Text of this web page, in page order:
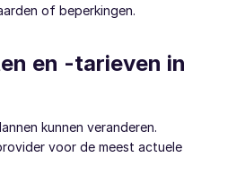
of beperkingen.
en -tarieven in
kunnen veranderen.
voor de meest actuele